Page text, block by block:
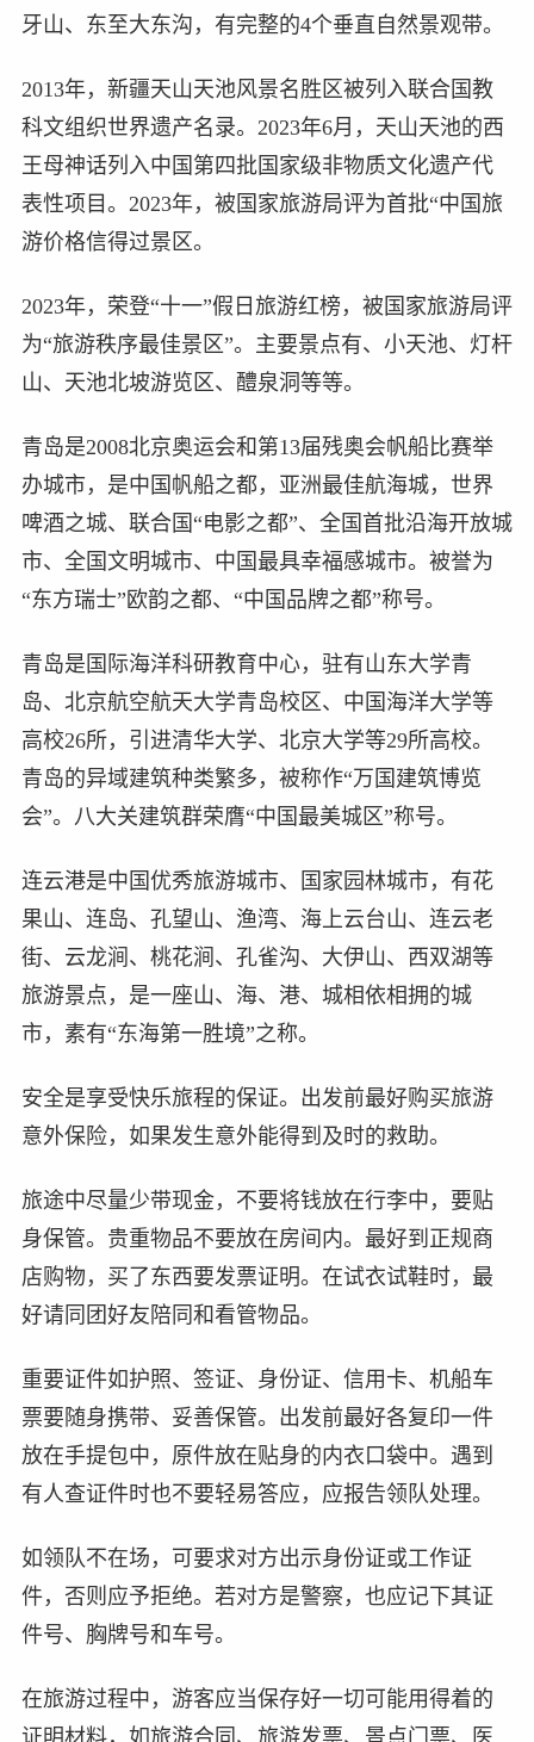
牙山、东至大东沟，有完整的4个垂直自然景观带。
2013年，新疆天山天池风景名胜区被列入联合国教
科文组织世界遗产名录。2023年6月，天山天池的西
王母神话列入中国第四批国家级非物质文化遗产代
表性项目。2023年，被国家旅游局评为首批“中国旅
游价格信得过景区。
2023年，荣登“十一”假日旅游红榜，被国家旅游局评
为“旅游秩序最佳景区”。主要景点有、小天池、灯杆
山、天池北坡游览区、醴泉洞等等。
青岛是2008北京奥运会和第13届残奥会帆船比赛举
办城市，是中国帆船之都，亚洲最佳航海城，世界
啤酒之城、联合国“电影之都”、全国首批沿海开放城
市、全国文明城市、中国最具幸福感城市。被誉为
“东方瑞士”欧韵之都、“中国品牌之都”称号。
青岛是国际海洋科研教育中心，驻有山东大学青
岛、北京航空航天大学青岛校区、中国海洋大学等
高校26所，引进清华大学、北京大学等29所高校。
青岛的异域建筑种类繁多，被称作“万国建筑博览
会”。八大关建筑群荣膺“中国最美城区”称号。
连云港是中国优秀旅游城市、国家园林城市，有花
果山、连岛、孔望山、渔湾、海上云台山、连云老
街、云龙涧、桃花涧、孔雀沟、大伊山、西双湖等
旅游景点，是一座山、海、港、城相依相拥的城
市，素有“东海第一胜境”之称。
安全是享受快乐旅程的保证。出发前最好购买旅游
意外保险，如果发生意外能得到及时的救助。
旅途中尽量少带现金，不要将钱放在行李中，要贴
身保管。贵重物品不要放在房间内。最好到正规商
店购物，买了东西要发票证明。在试衣试鞋时，最
好请同团好友陪同和看管物品。
重要证件如护照、签证、身份证、信用卡、机船车
票要随身携带、妥善保管。出发前最好各复印一件
放在手提包中，原件放在贴身的内衣口袋中。遇到
有人查证件时也不要轻易答应，应报告领队处理。
如领队不在场，可要求对方出示身份证或工作证
件，否则应予拒绝。若对方是警察，也应记下其证
件号、胸牌号和车号。
在旅游过程中，游客应当保存好一切可能用得着的
证明材料，如旅游合同、旅游发票、景点门票、医